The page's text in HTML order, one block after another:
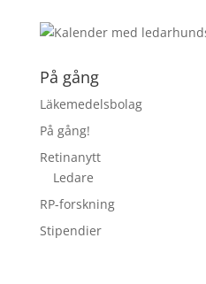
På gång
Läkemedelsbolag
På gång!
Retinanytt
Ledare
RP-forskning
Stipendier